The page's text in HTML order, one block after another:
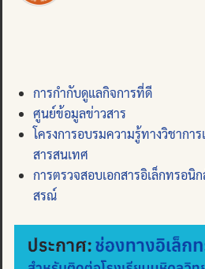
การกำกับดูแลกิจการที่ดี
ศูนย์ข้อมูลข่าวสาร
โครงการอบรมความรู้ทางวิชากา
สารสนเทศ
การตรวจสอบเอกสารอิเล็กทรอนิ
สรณ์